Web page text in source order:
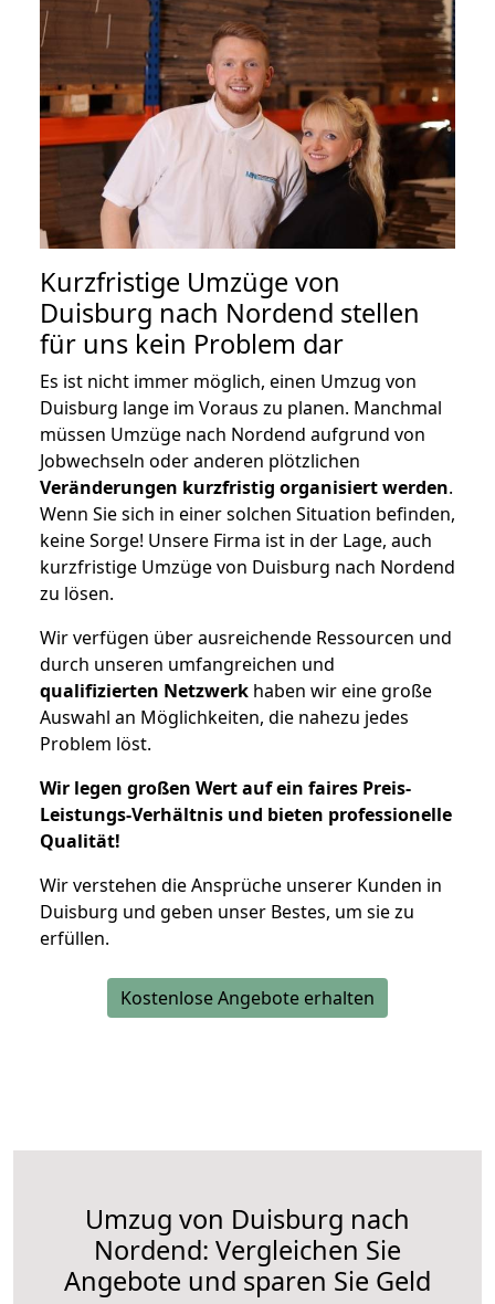
Kurzfristige Umzüge von
Duisburg nach Nordend stellen
für uns kein Problem dar
Es ist nicht immer möglich, einen Umzug von
Duisburg lange im Voraus zu planen. Manchmal
müssen Umzüge nach Nordend aufgrund von
Jobwechseln oder anderen plötzlichen
Veränderungen kurzfristig organisiert werden.
Wenn Sie sich in einer solchen Situation befinden,
keine Sorge! Unsere Firma ist in der Lage, auch
kurzfristige Umzüge von Duisburg nach Nordend
zu lösen.
Wir verfügen über ausreichende Ressourcen und
durch unseren umfangreichen und
qualifizierten Netzwerk haben wir eine große
Auswahl an Möglichkeiten, die nahezu jedes
Problem löst.
Wir legen großen Wert auf ein faires Preis-
Leistungs-Verhältnis und bieten professionelle
Qualität!
Wir verstehen die Ansprüche unserer Kunden in
Duisburg und geben unser Bestes, um sie zu
erfüllen.
Kostenlose Angebote erhalten
Umzug von Duisburg nach
Nordend: Vergleichen Sie
Angebote und sparen Sie Geld